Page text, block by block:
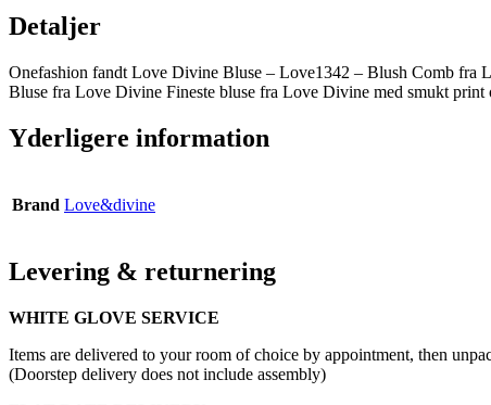
Detaljer
Onefashion fandt Love Divine Bluse – Love1342 – Blush Comb fra
Bluse fra Love Divine Fineste bluse fra Love Divine med smukt
Yderligere information
Brand Love&divine
Levering & returnering
WHITE GLOVE SERVICE
Items are delivered to your room of choice by appointment, then
(Doorstep delivery does not include assembly)